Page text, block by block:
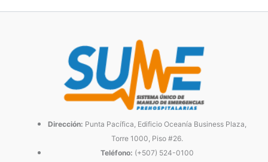
Dirección: Punta Pacífica, Edificio Oceanía Business Plaza,
Torre 1000, Piso #26.
Teléfono: (+507) 524-0100